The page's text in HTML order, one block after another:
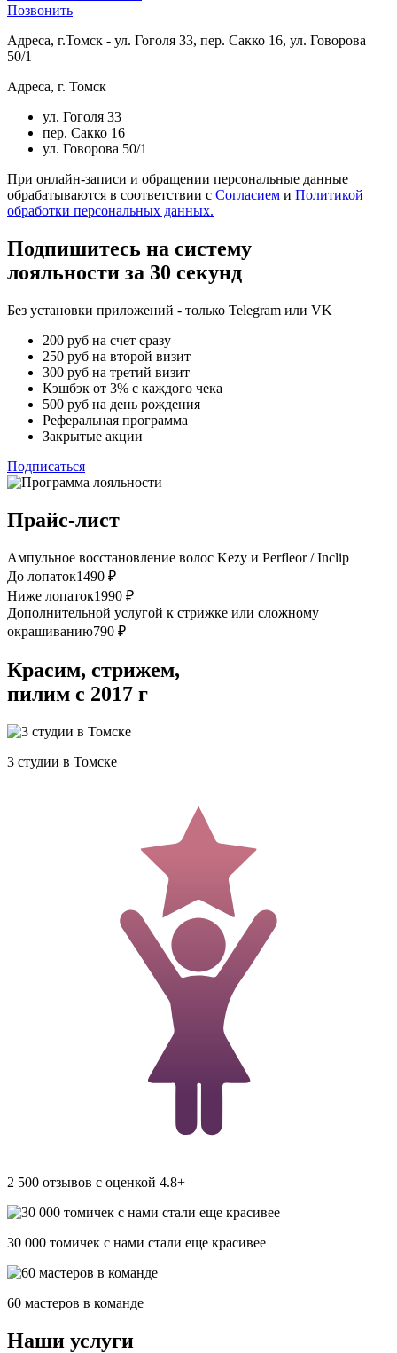
Позвонить
Адреса, г.Томск - ул. Гоголя 33, пер. Сакко 16, ул. Говорова
50/1
Адреса, г. Томск
ул. Гоголя 33
пер. Сакко 16
ул. Говорова 50/1
При онлайн-записи и обращении персональные данные
обрабатываются в соответствии с Согласием и Политикой
обработки персональных данных.
Подпишитесь на систему
лояльности за 30 секунд
Без установки приложений - только Telegram или VK
200 руб на счет сразу
250 руб на второй визит
300 руб на третий визит
Кэшбэк от 3% с каждого чека
500 руб на день рождения
Реферальная программа
Закрытые акции
Подписаться
Прайс-лист
Ампульное восстановление волос Kezy и Perfleor / Inclip
До лопаток1490 ₽
Ниже лопаток1990 ₽
Дополнительной услугой к стрижке или сложному
окрашиванию790 ₽
Красим, стрижем,
пилим с 2017 г
3 студии в Томске
2 500 отзывов c оценкой 4.8+
30 000 томичек с нами стали еще красивее
60 мастеров в команде
Наши услуги